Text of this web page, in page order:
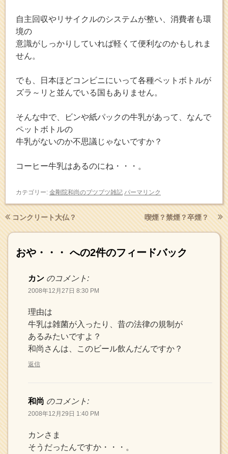
自主回収やリサイクルのシステムが整い、消費者も環
境の
意識がしっかりしていれば軽くて便利なのかもしれま
せん。
でも、日本ほどコンビニにいって各種ペットボトルが
ズラ～リと並んでいる国もありません。
そんな中で、ビンや紙パックの牛乳があって、なんで
ペットボトルの
牛乳がないのか不思議じゃないですか？
コーヒー牛乳はあるのにね・・・。
カテゴリー: 金剛院和尚のブツブツ雑記 パーマリンク
コンクリート大仏？ 喫煙？禁煙？卒煙？
おや・・・ への2件のフィードバック
カン のコメント:
2008年12月27日 8:30 PM
理由は
牛乳は雑菌が入ったり、昔の法律の規制が
あるみたいですよ？
和尚さんは、このビール飲んだんですか？
返信
和尚 のコメント:
2008年12月29日 1:40 PM
カンさま
そうだったんですか・・・。